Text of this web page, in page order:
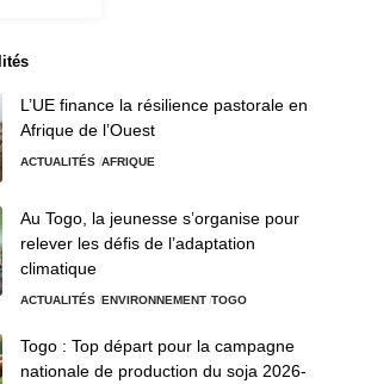
L’UE finance la résilience pastorale en
Afrique de l’Ouest
ACTUALITÉS AFRIQUE
Au Togo, la jeunesse s’organise pour
relever les défis de l’adaptation
climatique
ACTUALITÉS ENVIRONNEMENT TOGO
Togo : Top départ pour la campagne
nationale de production du soja 2026-